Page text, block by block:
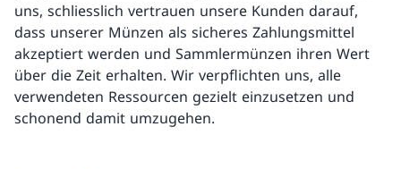
uns, schliesslich vertrauen unsere Kunden darauf,
dass unserer Münzen als sicheres Zahlungsmittel
akzeptiert werden und Sammlermünzen ihren Wert
über die Zeit erhalten. Wir verpflichten uns, alle
verwendeten Ressourcen gezielt einzusetzen und
schonend damit umzugehen.